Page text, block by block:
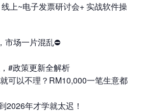
线上~电子发票研讨会+ 实战软件操
市场一片混乱⛔
#政策更新全解析
可以不理？RM10,000一笔生意都
2026年才学就太迟！